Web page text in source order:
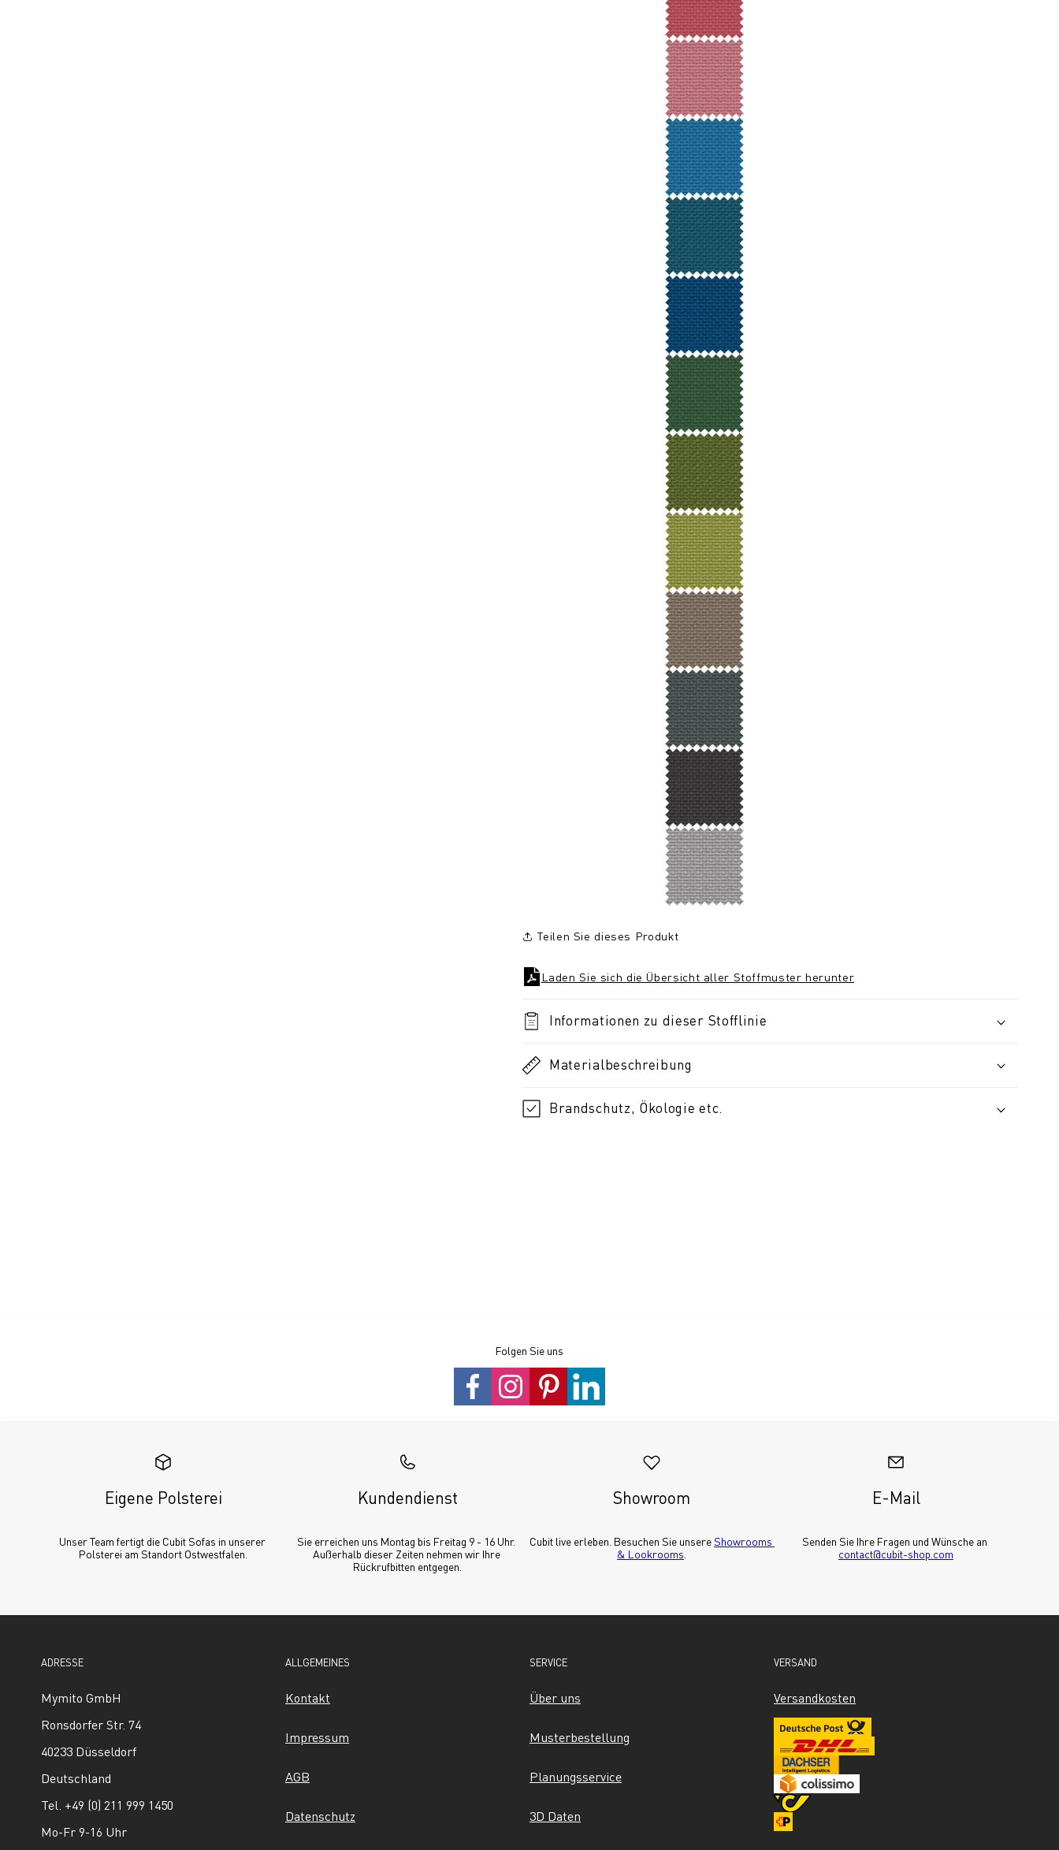
Teilen Sie dieses Produkt
Laden Sie sich die Übersicht aller Stoffmuster herunter
Informationen zu dieser Stofflinie
Materialbeschreibung
Brandschutz, Ökologie etc.
Folgen Sie uns
Eigene Polsterei
Unser Team fertigt die Cubit Sofas in unserer
Polsterei am Standort Ostwestfalen.
Kundendienst
Sie erreichen uns Montag bis Freitag 9 - 16 Uhr.
Außerhalb dieser Zeiten nehmen wir Ihre
Rückrufbitten entgegen.
Showroom
Cubit live erleben. Besuchen Sie unsere Showrooms
& Lookrooms
E-Mail
contact@cubit-shop.com
ADRESSE
Mymito GmbH
Ronsdorfer Str. 74
40233 Düsseldorf
Deutschland
Tel. +49 (0) 211 999 1450
Mo-Fr 9-16 Uhr
ALLGEMEINES
Kontakt
Impressum
AGB
Datenschutz
SERVICE
Über uns
Musterbestellung
Planungsservice
3D Daten
VERSAND
Versandkosten